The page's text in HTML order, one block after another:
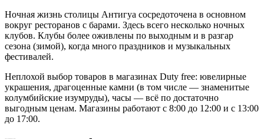
Ночная жизнь столицы Антигуа сосредоточена в основном
вокруг ресторанов с барами. Здесь всего несколько ночных
клубов. Клубы более оживлены по выходным и в разгар
сезона (зимой), когда много праздников и музыкальных
фестивалей.
Неплохой выбор товаров в магазинах Duty free: ювелирные
украшения, драгоценные камни (в том числе — знаменитые
колумбийские изумруды), часы — всё по достаточно
выгодным ценам. Магазины работают с 8:00 до 12:00 и с 13:00
до 17:00.